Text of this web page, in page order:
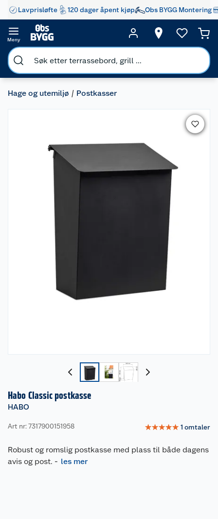
Lavprisløfte 120 dager åpent kjøp Obs BYGG Montering
Meny
Hage og utemiljø Postkasser
Habo Classic postkasse
HABO
Art nr: 7317900151958 ☆☆☆☆☆ 1 omtaler
Robust og romslig postkasse med plass til både dagens
avis og post. - les mer